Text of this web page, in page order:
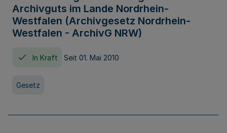
Archivguts im Lande Nordrhein-
Westfalen (Archivgesetz Nordrhein-
Westfalen - ArchivG NRW)
In Kraft Seit 01. Mai 2010
Gesetz